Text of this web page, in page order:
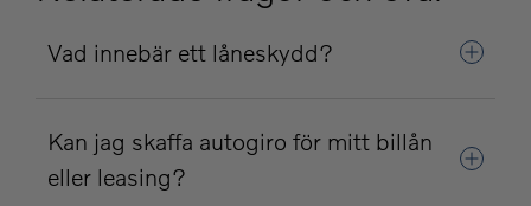
Vad innebär ett låneskydd?
Kan jag skaffa autogiro för mitt billån
eller leasing?